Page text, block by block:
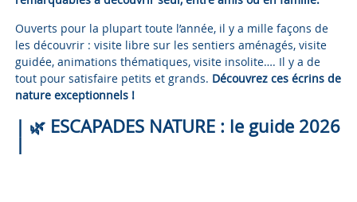
Ouverts pour la plupart toute l’année, il y a mille façons de
les découvrir : visite libre sur les sentiers aménagés, visite
guidée, animations thématiques, visite insolite…. Il y a de
tout pour satisfaire petits et grands. Découvrez ces écrins de
nature exceptionnels !
| 🌿ESCAPADES NATURE : le guide 2026
|